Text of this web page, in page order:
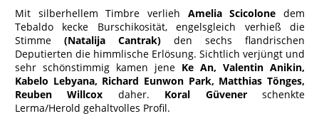
Mit silberhellem Timbre verlieh Amelia Scicolonedem
Tebaldo kecke Burschikosität, engelsgleich verhieß die
Stimme (Natalija Cantrak) den sechs flandrischen
Deputierten die himmlische Erlösung. Sichtlich verjüngt und
sehr schönstimmig kamen jene Ke An, Valentin Anikin,
Kabelo Lebyana, Richard Eunwon Park, Matthias Tönges,
Reuben Willcox daher. Koral Güvenerschenkte
Lerma/Herold gehaltvolles Profil.